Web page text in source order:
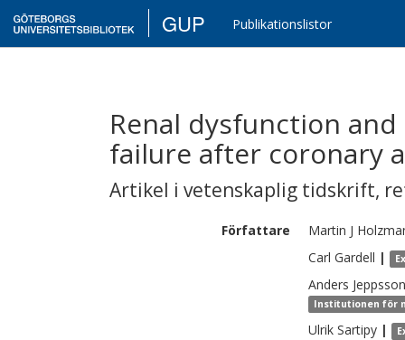
GUP Publikationslistor
Renal dysfunction
failure after coronary
Artikel i vetenskaplig tidskrift,
Författare Martin J
Carl Gardell |
Anders Jeppsson
Institutionen för
Ulrik Sartipy |